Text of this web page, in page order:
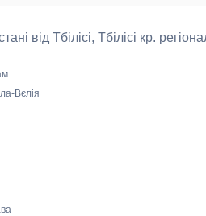
від Тбілісі, Тбілісі кр.
Вєлія